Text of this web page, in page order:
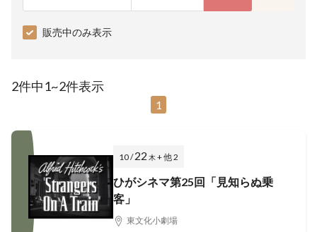
販売中のみ表示
2件中1~2件表示
1
10 /22 木+ 他 2
ひがシネマ第25回「見知らぬ乗
客」
東文化小劇場